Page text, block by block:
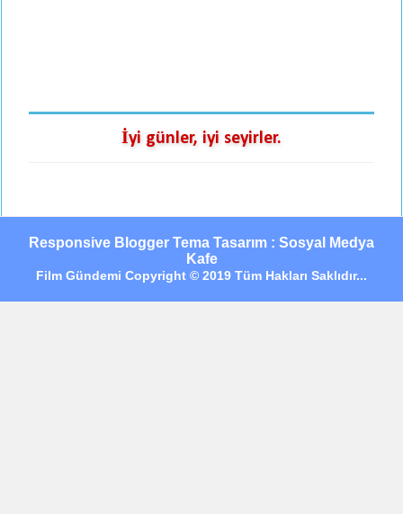
İyi günler, iyi seyirler.
Responsive Blogger Tema Tasarım : Sosyal Medya
Kafe
Film Gündemi Copyright © 2019 Tüm Hakları Saklıdır...